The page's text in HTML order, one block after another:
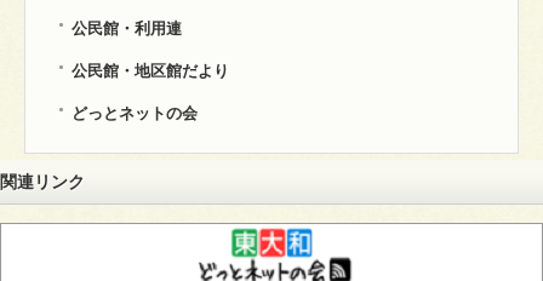
公民館・利用連
公民館・地区館だより
どっとネットの会
関連リンク